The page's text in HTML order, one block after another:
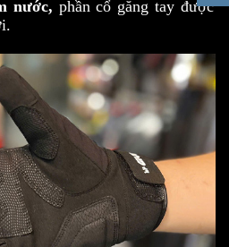
nước, phần cổ găng tay được